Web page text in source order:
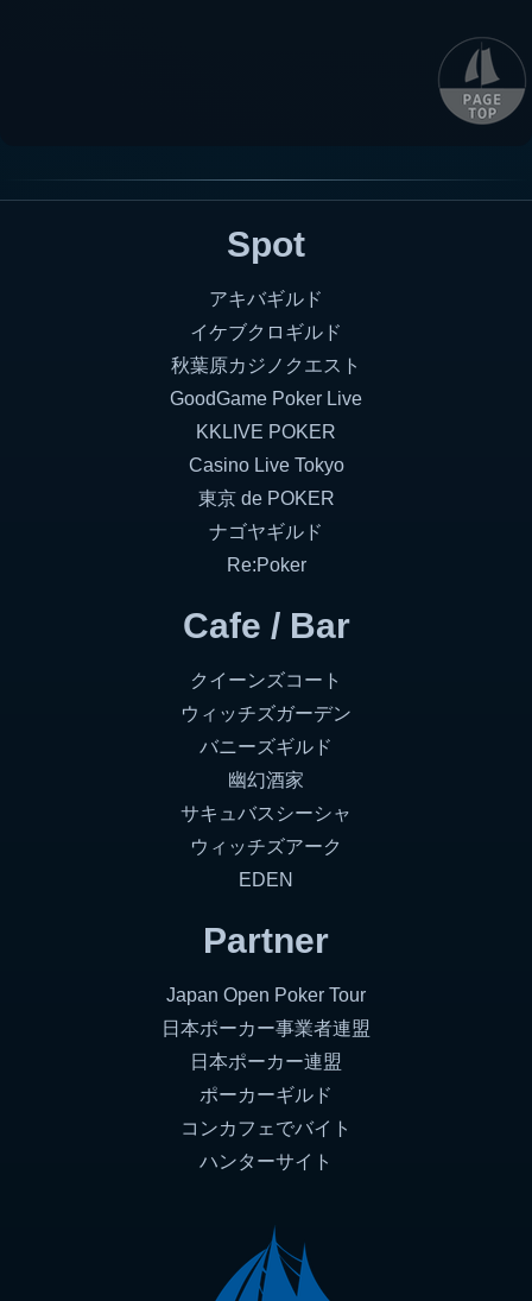
Spot
アキバギルド
イケブクロギルド
秋葉原カジノクエスト
GoodGame Poker Live
KKLIVE POKER
Casino Live Tokyo
東京 de POKER
ナゴヤギルド
Re:Poker
Cafe / Bar
クイーンズコート
ウィッチズガーデン
バニーズギルド
幽幻酒家
サキュバスシーシャ
ウィッチズアーク
EDEN
Partner
Japan Open Poker Tour
日本ポーカー事業者連盟
日本ポーカー連盟
ポーカーギルド
コンカフェでバイト
ハンターサイト